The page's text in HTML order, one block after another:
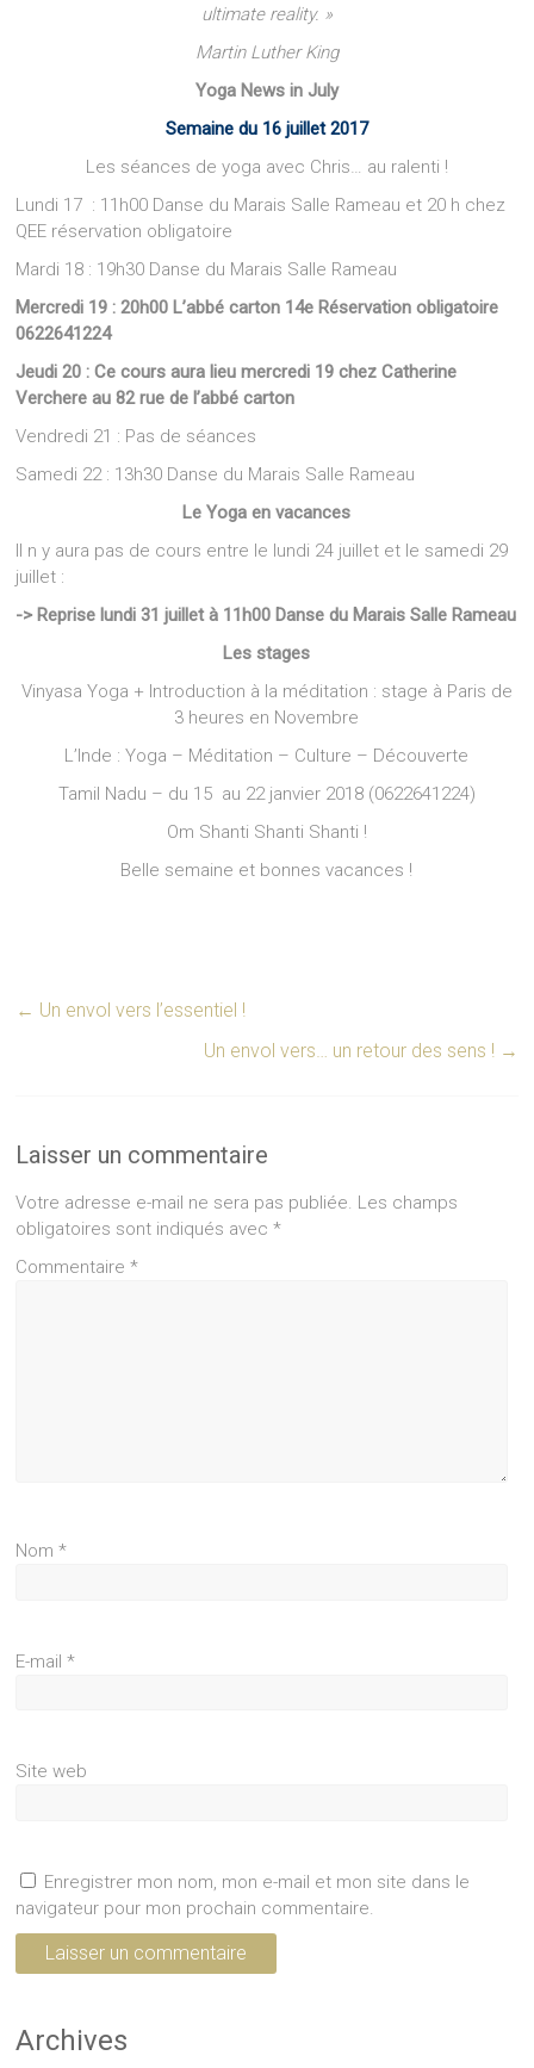
ultimate reality. »
Martin Luther King
Yoga News in July
Semaine du 16 juillet 2017
Les séances de yoga avec Chris… au ralenti !
Lundi 17 : 11h00 Danse du Marais Salle Rameau et 20 h chez
QEE réservation obligatoire
Mardi 18 : 19h30 Danse du Marais Salle Rameau
Mercredi 19 : 20h00 L’abbé carton 14e Réservation obligatoire
0622641224
Jeudi 20 : Ce cours aura lieu mercredi 19 chez Catherine
Verchere au 82 rue de l’abbé carton
Vendredi 21 : Pas de séances
Samedi 22 : 13h30 Danse du Marais Salle Rameau
Le Yoga en vacances
Il n y aura pas de cours entre le lundi 24 juillet et le samedi 29
juillet :
-> Reprise lundi 31 juillet à 11h00 Danse du Marais Salle Rameau
Les stages
Vinyasa Yoga + Introduction à la méditation : stage à Paris de
3 heures en Novembre
L’Inde : Yoga – Méditation – Culture – Découverte
Tamil Nadu – du 15 au 22 janvier 2018 (0622641224)
Om Shanti Shanti Shanti !
Belle semaine et bonnes vacances !
← Un envol vers l’essentiel !
Un envol vers… un retour des sens ! →
Laisser un commentaire
Votre adresse e-mail ne sera pas publiée. Les champs
obligatoires sont indiqués avec*
Commentaire*
Nom*
E-mail*
Site web
Enregistrer mon nom, mon e-mail et mon site dans le
navigateur pour mon prochain commentaire.
Archives